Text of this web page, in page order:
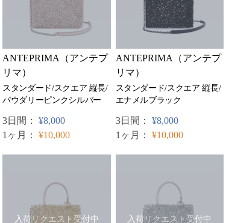
ANTEPRIMA（アンテプ
リマ）
スタンダード/スクエア 縦長/
パウダリーピンクシルバー
3日間： ¥8,000
1ヶ月： ¥10,000
ANTEPRIMA（アンテプ
リマ）
スタンダード/スクエア 縦長/
エナメルブラック
3日間： ¥8,000
1ヶ月： ¥10,000
入荷リクエスト受付中 入荷リクエスト受付中